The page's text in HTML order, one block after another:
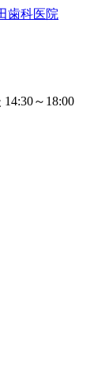
～18:00